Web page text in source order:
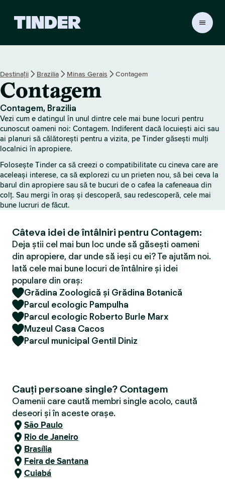
T
i
n
e
r
Destinații Brazilia Minas Gerais Contagem
Contagem
Contagem, Brazilia
Vezi cum e datingul în unul dintre cele mai bune locuri pentru
cunoscut oameni noi: Contagem. Indiferent dacă locuiești aici sau
ai planuri să călătorești pentru a vizita, pe Tinder găsești mulți
localnici în apropiere.
Folosește Tinder ca să creezi o compatibilitate cu cineva care are
aceleași interese, ca să explorezi cu un prieten nou, să bei ceva la
barul din apropiere sau să te bucuri de o cafea la cafeneaua din
colț. Sau mergi în oraș și descoperă, sau redescoperă, cele mai
bune lucruri de făcut.
Câteva idei de întâlniri pentru Contagem:
Deja știi cel mai bun loc unde să găsești oameni
din apropiere, dar unde să ieși cu ei? Te ajutăm noi.
Iată cele mai bune locuri de întâlnire și idei
populare din oraș:
Grădina Zoologică și Grădina Botanică
Parcul ecologic Pampulha
Parcul ecologic Roberto Burle Marx
Muzeul Casa Cacos
Parcul municipal Gentil Diniz
Cauți persoane single? Contagem
Oamenii care caută membri single acolo, caută
deseori și în aceste orașe.
São Paulo
Rio de Janeiro
Brasília
Feira de Santana
Cuiabá